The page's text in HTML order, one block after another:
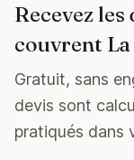
Recevez
couvrent
Gratuit, sans
devis sont
pratiqués dans